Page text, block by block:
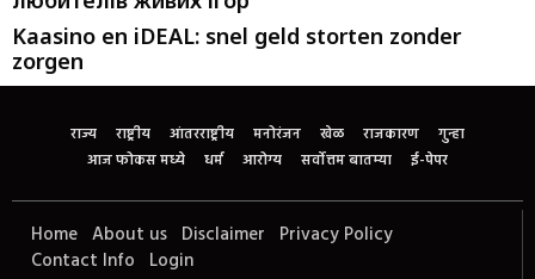
Kaasino en iDEAL: snel geld storten zonder
zorgen
राज्य राष्ट्रीय आंतरराष्ट्रीय मनोरंजन खेळ राजकारण
गुन्हा
आज फोकस मध्ये
धर्म आरोग्य सर्वोत्तम बातम्या ई-पेपर
Home About us Disclaimer Privacy Policy
Contact Info Login